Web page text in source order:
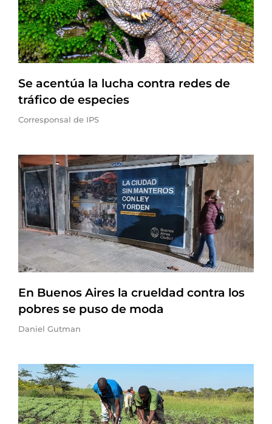
Se acentúa la lucha contra redes de
tráfico de especies
Corresponsal de IPS
En Buenos Aires la crueldad contra los
pobres se puso de moda
Daniel Gutman